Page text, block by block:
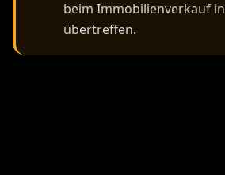
beim Immobilienverkauf
übertreffen.